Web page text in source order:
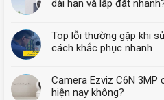
dài hạn và lắp đặt
Top lỗi thường gặp khi
cách khắc phục nhanh
Camera Ezviz C6N
hiện nay không?